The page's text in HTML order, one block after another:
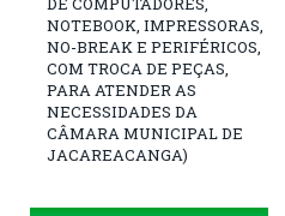
NOTEBOOK, IMPRESSORAS,
NO-BREAK E PERIFÉRICOS,
COM TROCA DE PEÇAS,
PARA ATENDER AS
NECESSIDADES DA
CÂMARA MUNICIPAL DE
JACAREACANGA)